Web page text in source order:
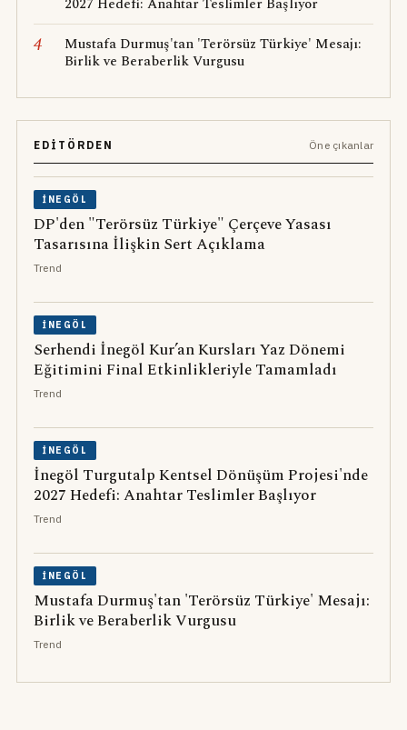
4
Mustafa Durmuş'tan 'Terörsüz Türkiye' Mesajı:
Birlik ve Beraberlik Vurgusu
EDITÖRDEN Öne çıkanlar
İNEGÖL
DP'den "Terörsüz Türkiye" Çerçeve Yasası
Tasarısına İlişkin Sert Açıklama
Trend
İNEGÖL
Serhendi İnegöl Kur’an Kursları Yaz Dönemi
Eğitimini Final Etkinlikleriyle Tamamladı
Trend
İNEGÖL
İnegöl Turgutalp Kentsel Dönüşüm Projesi'nde
2027 Hedefi: Anahtar Teslimler Başlıyor
Trend
İNEGÖL
Mustafa Durmuş'tan 'Terörsüz Türkiye' Mesajı:
Birlik ve Beraberlik Vurgusu
Trend